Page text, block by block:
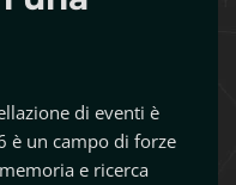
di eventi è
è un campo di forze
e ricerca